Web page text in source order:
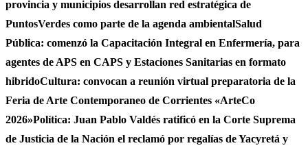
provincia y municipios desarrollan red estratégica de
PuntosVerdes como parte de la agenda ambientalSalud
Pública: comenzó la Capacitación Integral en Enfermería, para
agentes de APS en CAPS y Estaciones Sanitarias en formato
hibridoCultura: convocan a reunión virtual preparatoria de la
Feria de Arte Contemporaneo de Corrientes «ArteCo
2026»Política: Juan Pablo Valdés ratificó en la Corte Suprema
de Justicia de la Nación el reclamó por regalías de Yacyretá y